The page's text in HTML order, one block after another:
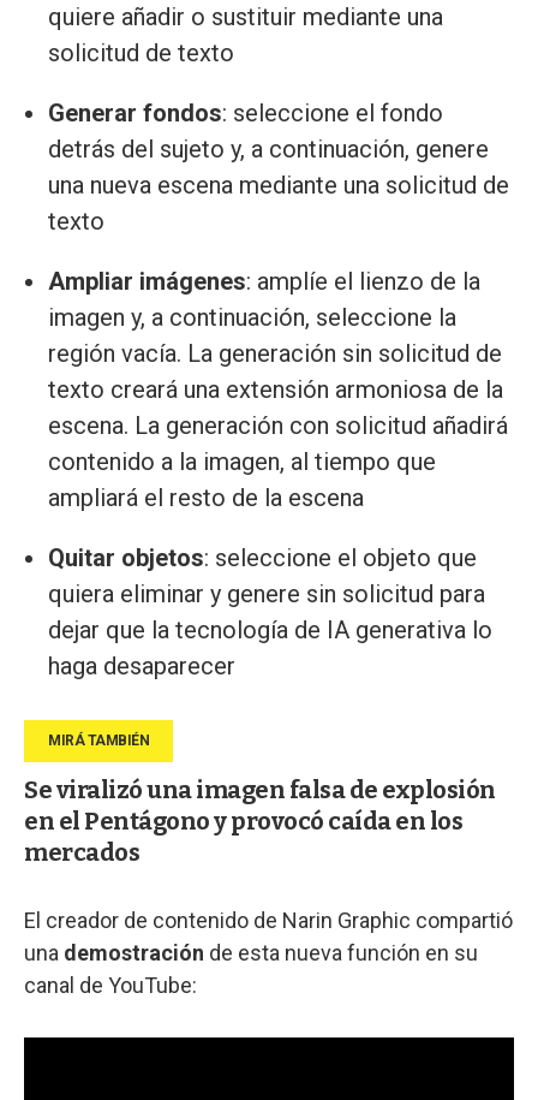
quiere añadir o sustituir mediante una
solicitud de texto
Generar fondos: seleccione el fondo
detrás del sujeto y, a continuación, genere
una nueva escena mediante una solicitud de
texto
Ampliar imágenes: amplíe el lienzo de la
imagen y, a continuación, seleccione la
región vacía. La generación sin solicitud de
texto creará una extensión armoniosa de la
escena. La generación con solicitud añadirá
contenido a la imagen, al tiempo que
ampliará el resto de la escena
Quitar objetos: seleccione el objeto que
quiera eliminar y genere sin solicitud para
dejar que la tecnología de IA generativa lo
haga desaparecer
Se viralizó una imagen falsa de explosión
en el Pentágono y provocó caída en los
mercados
El creador de contenido de Narin Graphic compartió
una demostración de esta nueva función en su
canal de YouTube: